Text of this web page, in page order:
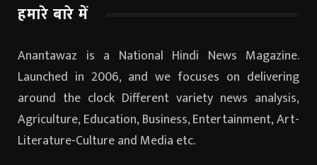
हमारे बारे में
Anantawaz is a National Hindi News Magazine.
Launched in 2006, and we focuses on delivering
around the clock Different variety news analysis,
Agriculture, Education, Business, Entertainment, Art-
Literature-Culture and Media etc.